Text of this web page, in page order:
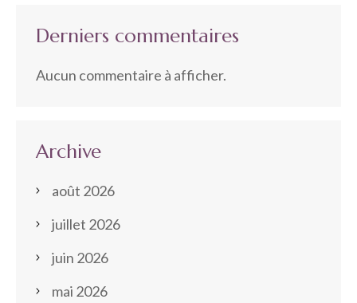
Derniers commentaires
Aucun commentaire à afficher.
Archive
août 2026
juillet 2026
juin 2026
mai 2026